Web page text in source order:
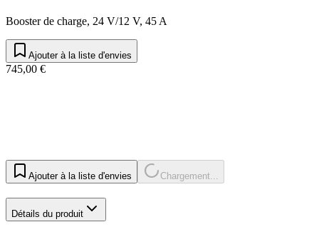
Booster de charge, 24 V/12 V, 45 A
Ajouter à la liste d'envies
745,00 €
Ajouter à la liste d'envies Chargement...
Détails du produit